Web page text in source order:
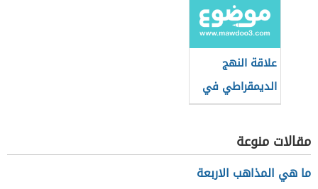
علاقة النهج
الديمقراطي في
تحقيق الأمن
السياسي
مقالات منوعة
ما هي المذاهب الاربعة